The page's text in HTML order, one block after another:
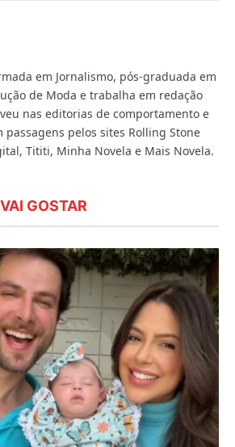
em Jornalismo, pós-graduada em
de Moda e trabalha em redação
nas editorias de comportamento e
pelos sites Rolling Stone
Tititi, Minha Novela e Mais Novela.
GOSTAR